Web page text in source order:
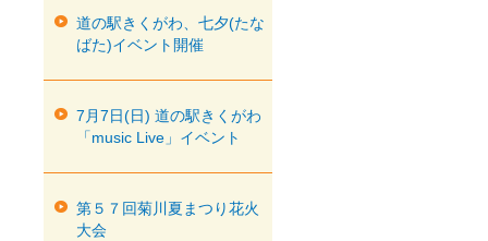
道の駅きくがわ、七夕(たな
ばた)イベント開催
7月7日(日) 道の駅きくがわ
「music Live」イベント
第５７回菊川夏まつり花火
大会